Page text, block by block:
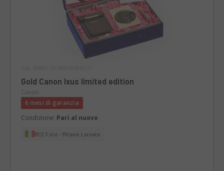
Gold Canon Ixus limited edition
6 mesi di garanzia
Condizione: Pari al nuovo
RCE Foto - Milano Lainate